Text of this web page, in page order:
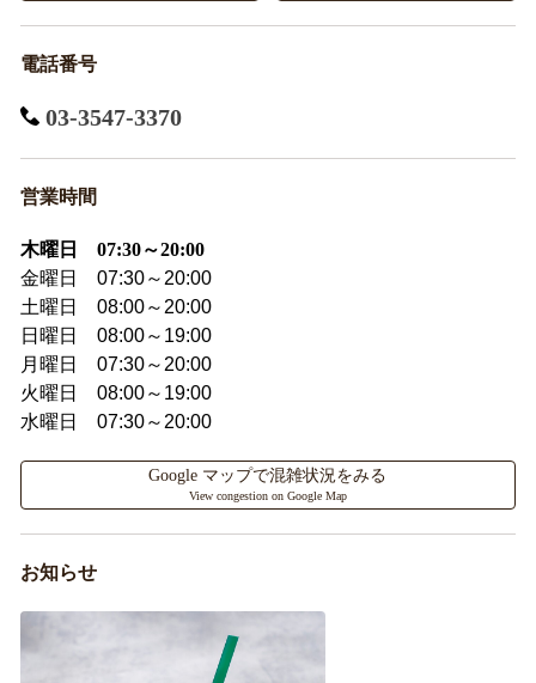
電話番号
03-3547-3370
営業時間
木曜日 07:30～20:00
金曜日 07:30～20:00
土曜日 08:00～20:00
日曜日 08:00～19:00
月曜日 07:30～20:00
火曜日 08:00～19:00
水曜日 07:30～20:00
Google マップで混雑状況をみる
View congestion on Google Map
お知らせ